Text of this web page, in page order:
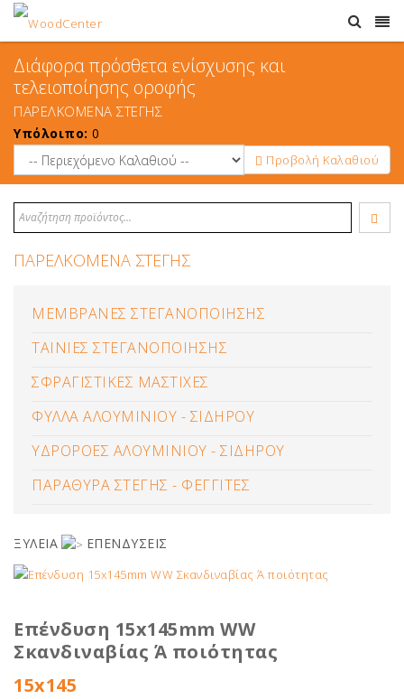
Διάφορα πρόσθετα ενίσχυσης και
τελειοποίησης οροφής
ΠΑΡΕΛΚΟΜΕΝΑ ΣΤΕΓΗΣ
Υπόλοιπο: 0
Προβολή Καλαθιού
ΠΑΡΕΛΚΟΜΕΝΑ ΣΤΕΓΗΣ
ΜΕΜΒΡΑΝΕΣ ΣΤΕΓΑΝΟΠΟΙΗΣΗΣ
ΤΑΙΝΙΕΣ ΣΤΕΓΑΝΟΠΟΙΗΣΗΣ
ΣΦΡΑΓΙΣΤΙΚΕΣ ΜΑΣΤΙΧΕΣ
ΦΥΛΛΑ ΑΛΟΥΜΙΝΙΟΥ - ΣΙΔΗΡΟΥ
ΥΔΡΟΡΟΕΣ ΑΛΟΥΜΙΝΙΟΥ - ΣΙΔΗΡΟΥ
ΠΑΡΑΘΥΡΑ ΣΤΕΓΗΣ - ΦΕΓΓΙΤΕΣ
ΞΥΛΕΙΑ ΕΠΕΝΔΥΣΕΙΣ
Επένδυση 15x145mm WW
Σκανδιναβίας Ά ποιότητας
15x145